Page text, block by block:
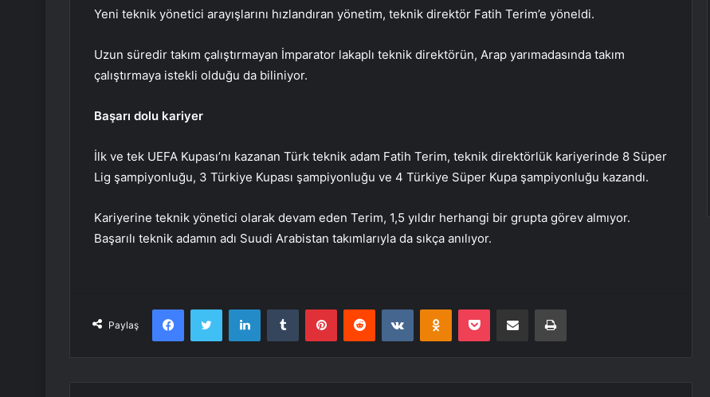
Yeni teknik yönetici arayışlarını hızlandıran yönetim, teknik direktör Fatih Terim’e yöneldi.
Uzun süredir takım çalıştırmayan İmparator lakaplı teknik direktörün, Arap yarımadasında takım
çalıştırmaya istekli olduğu da biliniyor.
Başarı dolu kariyer
İlk ve tek UEFA Kupası’nı kazanan Türk teknik adam Fatih Terim, teknik direktörlük kariyerinde 8 Süper
Lig şampiyonluğu, 3 Türkiye Kupası şampiyonluğu ve 4 Türkiye Süper Kupa şampiyonluğu kazandı.
Kariyerine teknik yönetici olarak devam eden Terim, 1,5 yıldır herhangi bir grupta görev almıyor.
Başarılı teknik adamın adı Suudi Arabistan takımlarıyla da sıkça anılıyor.
Paylaş
FacebookTwitter LinkedInTumblr PinterestReddit VKontakteOdnoklassniki
Pocket E-Posta ile paylaş Yazdır